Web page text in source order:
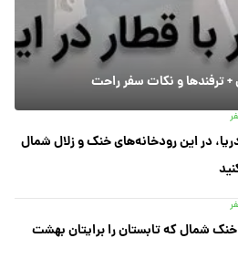
+ ترفندها و نکات سفر راحت
در این رودخانه‌های خنک و زلال شمال
خنک شمال که تابستان را برایتان بهشت